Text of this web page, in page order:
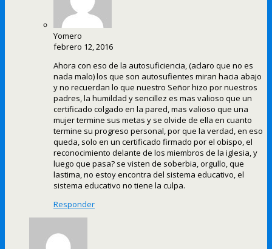
Yomero
febrero 12, 2016
Ahora con eso de la autosuficiencia, (aclaro que no es
nada malo) los que son autosufientes miran hacia abajo
y no recuerdan lo que nuestro Señor hizo por nuestros
padres, la humildad y sencillez es mas valioso que un
certificado colgado en la pared, mas valioso que una
mujer termine sus metas y se olvide de ella en cuanto
termine su progreso personal, por que la verdad, en eso
queda, solo en un certificado firmado por el obispo, el
reconocimiento delante de los miembros de la iglesia, y
luego que pasa? se visten de soberbia, orgullo, que
lastima, no estoy encontra del sistema educativo, el
sistema educativo no tiene la culpa.
Responder